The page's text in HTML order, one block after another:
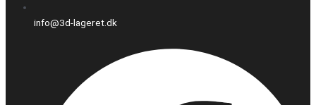
info@3d-lageret.dk